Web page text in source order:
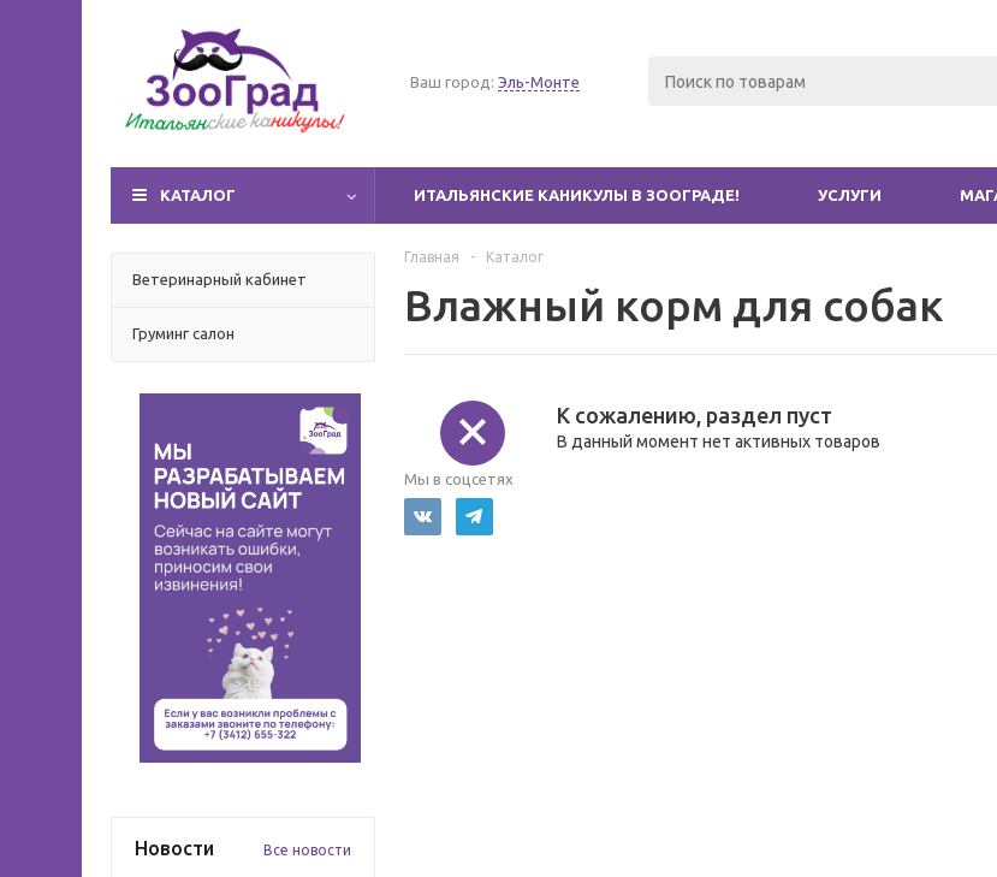
Ваш город: Эль-Монте
КАТАЛОГ ИТАЛЬЯНСКИЕ КАНИКУЛЫ В ЗООГРАДЕ! УСЛУГИ
Ветеринарный кабинет
Груминг салон
Новости Все новости
Главная - Каталог
Влажный корм для собак
К сожалению, раздел пуст
В данный момент нет активных товаров
Мы в соцсетях